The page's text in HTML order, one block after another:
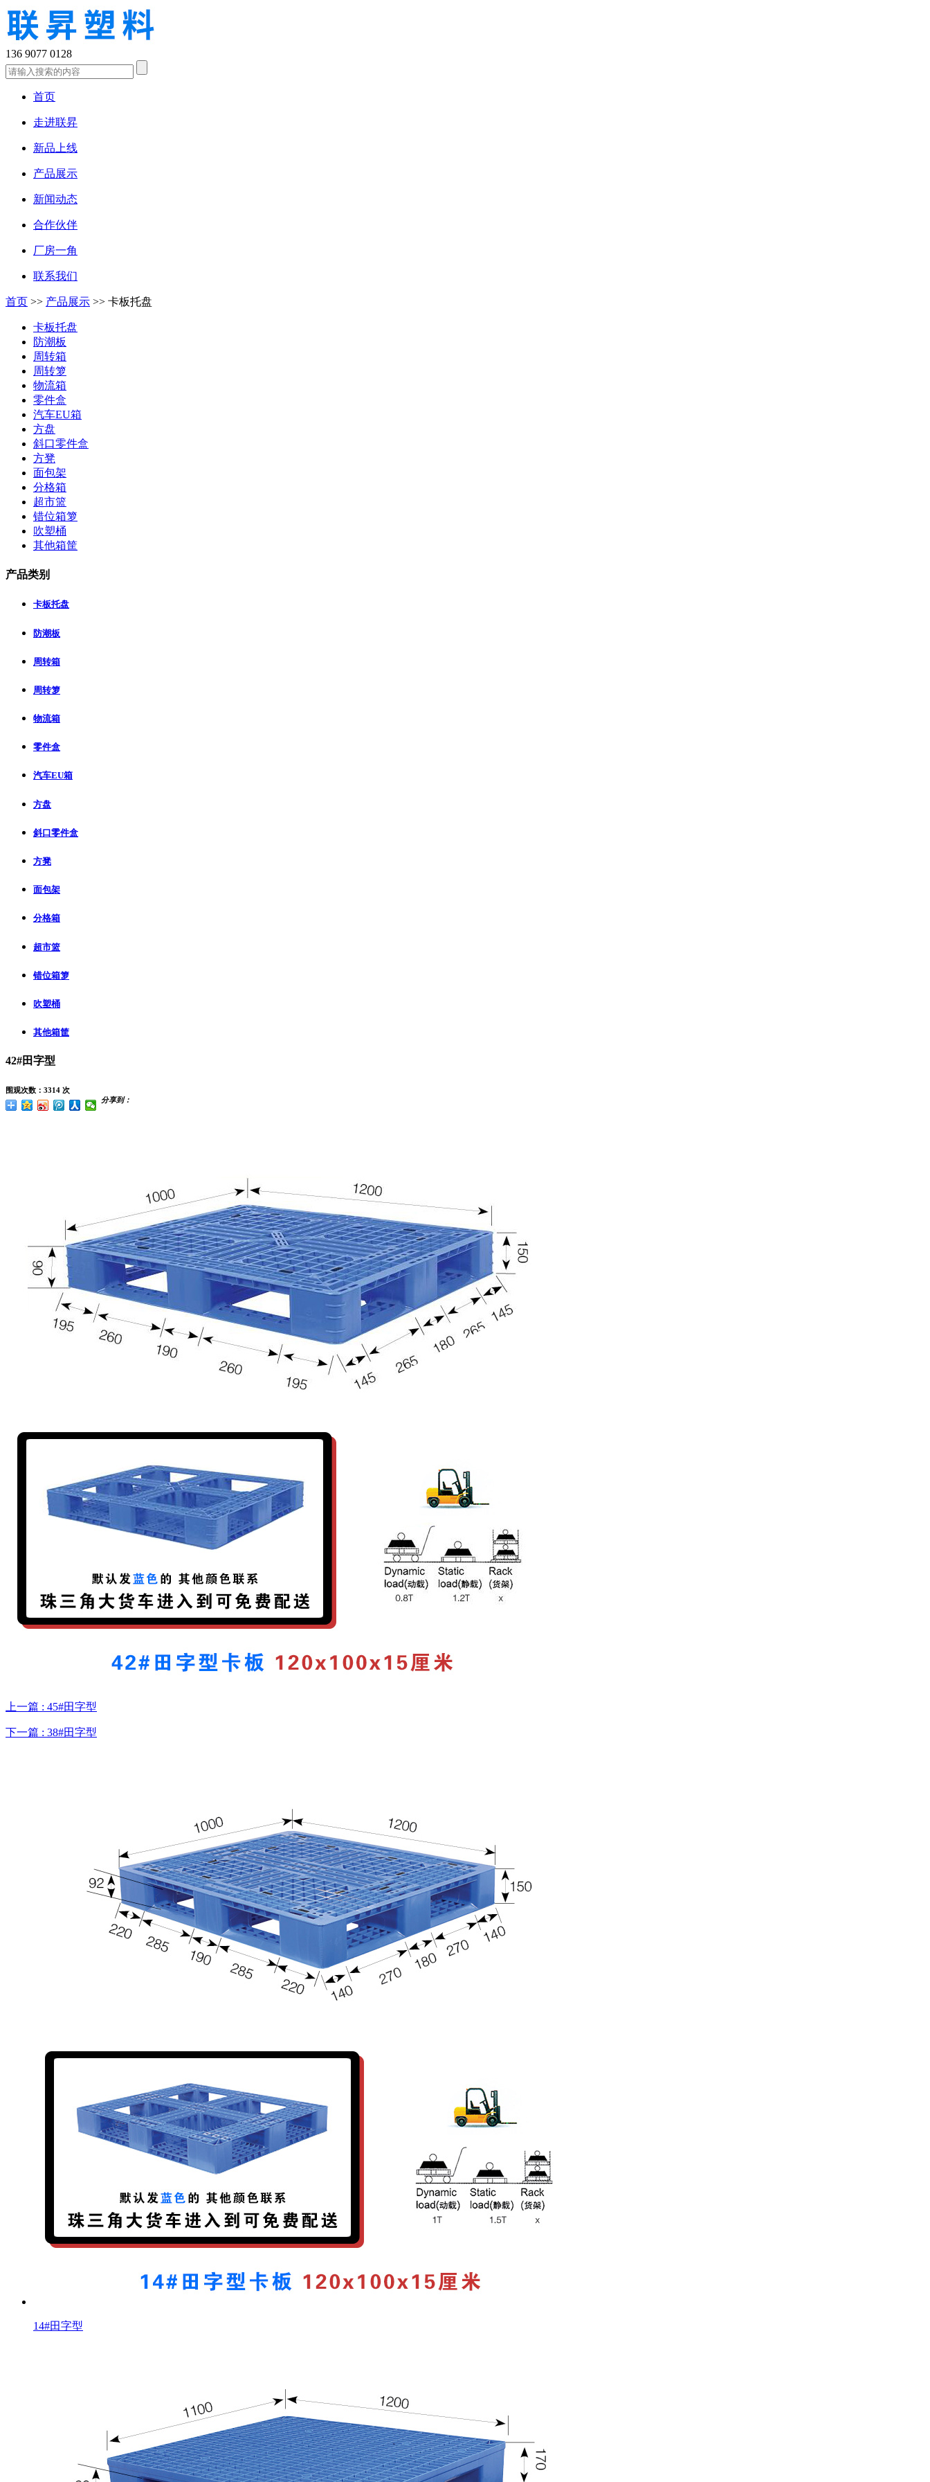
136 9077 0128
首页
走进联昇
新品上线
产品展示
新闻动态
合作伙伴
厂房一角
联系我们
首页 >> 产品展示 >> 卡板托盘
卡板托盘
防潮板
周转箱
周转箩
物流箱
零件盒
汽车EU箱
方盘
斜口零件盒
方凳
面包架
分格箱
超市篮
错位箱箩
吹塑桶
其他箱筐
产品类别
卡板托盘
防潮板
周转箱
周转箩
物流箱
零件盒
汽车EU箱
方盘
斜口零件盒
方凳
面包架
分格箱
超市篮
错位箱箩
吹塑桶
其他箱筐
42#田字型
围观次数：3314 次
分享到：
上一篇 : 45#田字型
下一篇 : 38#田字型
14#田字型